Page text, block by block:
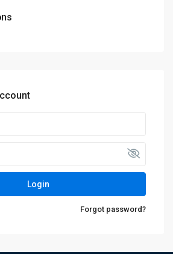
Login
Forgot password?